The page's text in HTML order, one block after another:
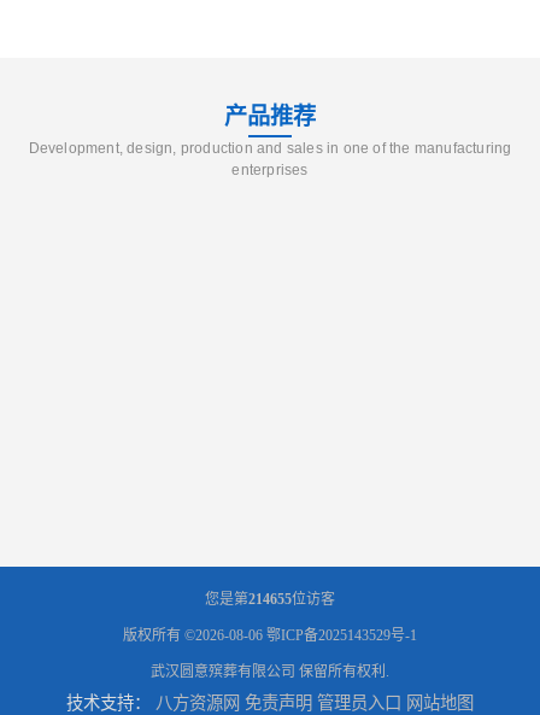
产品推荐
Development, design, production and sales in one of the manufacturing
enterprises
您是第214655位访客
版权所有 ©2026-08-06 鄂ICP备2025143529号-1
武汉圆意殡葬有限公司 保留所有权利.
技术支持： 八方资源网 免责声明 管理员入口 网站地图